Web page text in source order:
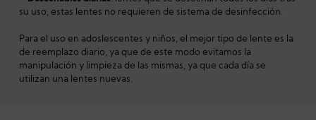
su uso, estas lentes no requieren de sistema de desinfección.
Para el uso en adoslescentes y niños, el mejor tipo de lente es la
de reemplazo diario, ya que de este modo evitamos la
manipulación y limpieza de las mismas, ya que cada día se
utilizan una lentes nuevas.